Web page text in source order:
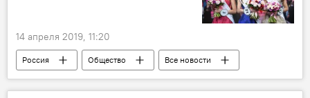
14 апреля 2019, 11:20
Россия Общество
Все новости
конкурс